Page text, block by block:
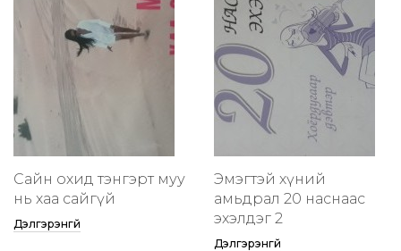
Сайн охид тэнгэрт муу
нь хаа сайгүй
Дэлгэрэнгүй
Эмэгтэй хүний
амьдрал 20 наснаас
эхэлдэг 2
Дэлгэрэнгүй